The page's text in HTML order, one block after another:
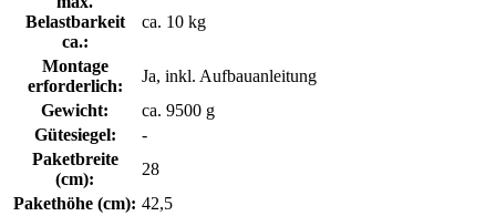
Belastbarkeit
ca.:
ca. 10 kg
Montage
erforderlich:
Ja, inkl. Aufbauanleitung
Gewicht:
ca. 9500 g
Gütesiegel:
-
Paketbreite
(cm):
28
Pakethöhe (cm): 42,5